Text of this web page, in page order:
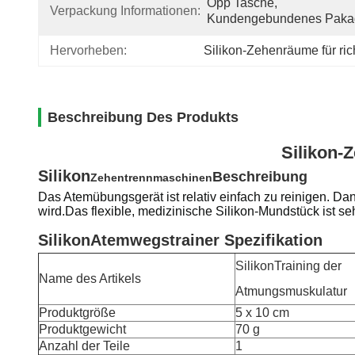
Verpackung Informationen:
Opp Tasche,
Kundengebundenes
Hervorheben: Silikon-Zehenräume für
Beschreibung Des Produkts
Silikon-
SilikonZehentrennmaschinenBeschreibung
Das Atemübungsgerät ist relativ einfach zu reinigen.
wird.Das flexible, medizinische Silikon-Mundstück ist
SilikonAtemwegstrainer Spezifikation
Name des Artikels
SilikonTraining der
Atmungsmuskulatur
Produktgröße
5 x 10 cm
Produktgewicht
70 g
Anzahl der Teile
1